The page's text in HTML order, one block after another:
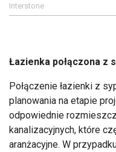
Interstone
Łazienka połączona z
Połączenie łazienki z
planowania na etapie
odpowiednie
kanalizacyjnych, które
aranżacyjne. W